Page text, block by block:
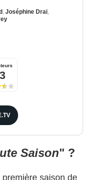
Joséphine Draï,
Saison" ?
saison de